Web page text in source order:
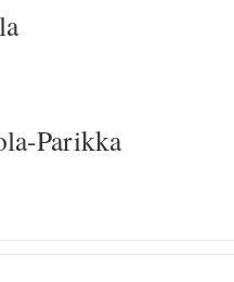
Parikka